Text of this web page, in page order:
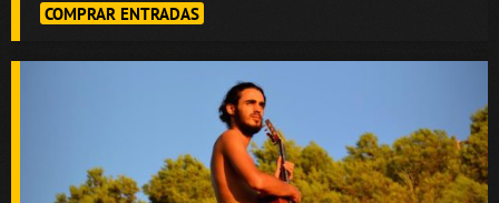
COMPRAR ENTRADAS